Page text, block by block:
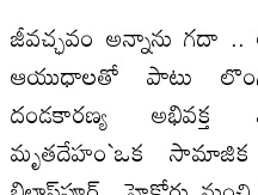
జీవచ్ఛవం అన్నాను గదా ..
ఆయుధాలతో పాటు
దండకారణ్య అభివక్త
మృతదేహం`ఒక